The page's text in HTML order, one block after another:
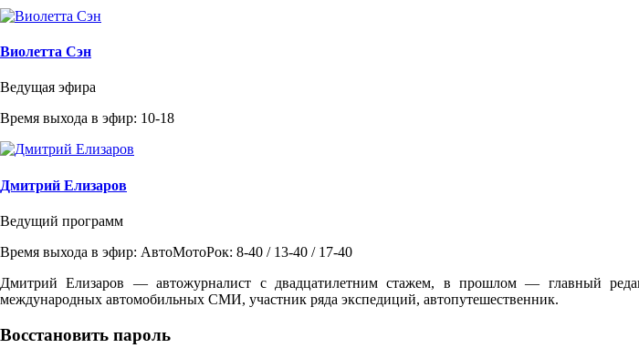
Виолетта Сэн
Ведущая эфира
Время выхода в эфир: 10-18
Дмитрий Елизаров
Ведущий программ
Время выхода в эфир: АвтоМотоРок: 8-40 / 13-40 / 17-40
Дмитрий Елизаров — автожурналист с двадцатилетним стажем, в прошлом — главный
международных автомобильных СМИ, участник ряда экспедиций, автопутешественник.
Восстановить пароль